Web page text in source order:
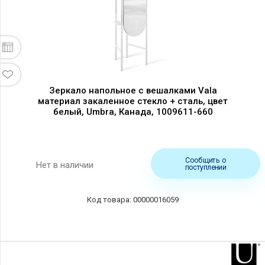
Зеркало напольное с вешалками Vala
материал закаленное стекло + сталь, цвет
белый, Umbra, Канада, 1009611-660
Нет в наличии
Сообщить о
поступлении
00000016059